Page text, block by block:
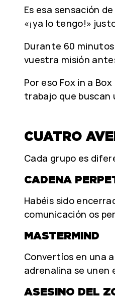
Es esa sensación
«¡ya lo tengo!»
Durante 60
vuestra misión
Por eso Fox in a
trabajo que buscan
CUATRO
Cada grupo es
CADENA
Habéis sido
comunicación os
MASTERMIND
Convertíos en una
adrenalina se unen
ASESINO DEL